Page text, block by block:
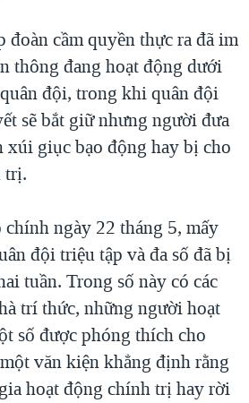
cầm quyền thực ra đã im
thông đang hoạt động dưới
đội, trong khi quân đội
sẽ bắt giữ nhưng người đưa
xúi giục bạo động hay bị cho
trị.
chính ngày 22 tháng 5, mấy
đội triệu tập và đa số đã bị
tuần. Trong số này có các
trí thức, những người hoạt
số được phóng thích cho
văn kiện khẳng định rằng
hoạt động chính trị hay rời